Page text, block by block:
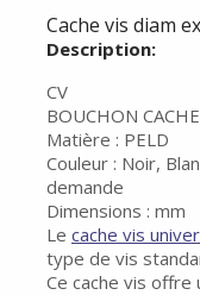
Cache vis diam
Description:
CV
BOUCHON
Matière : PELD
Couleur : Noir,
demande
Dimensions : mm
Le cache vis
type de vis
Ce cache vis